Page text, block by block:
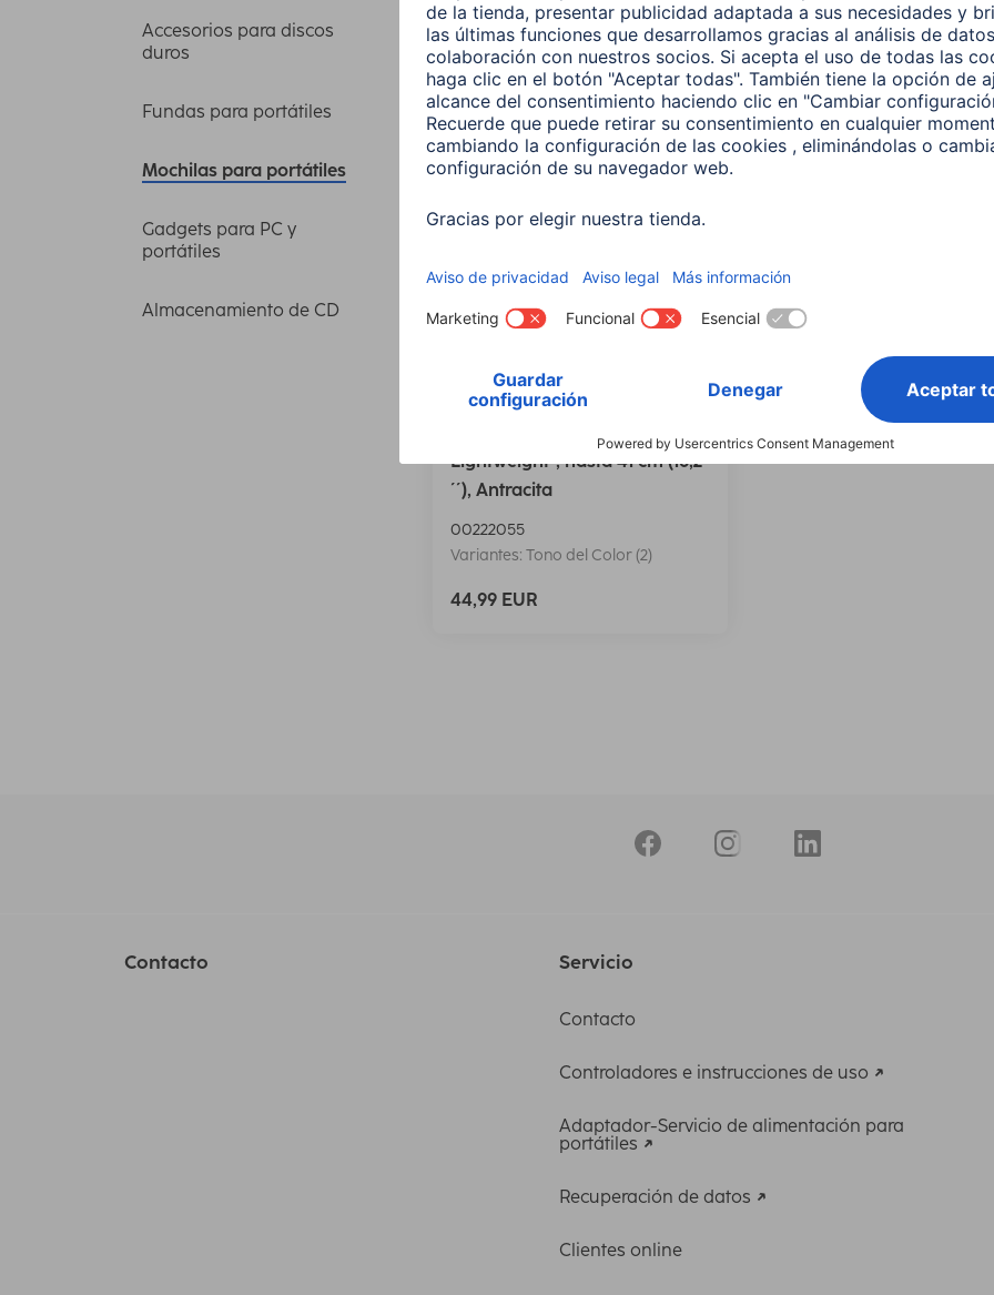
Accesorios para discos
duros
Fundas para portátiles
Mochilas para portátiles
Gadgets para PC y
portátiles
Almacenamiento de CD
Variantes: Tono del Color (2)
19,99 EUR
Variantes: Tono del Color (2)
19,99 EUR
Lightweight", hasta 41 cm (16,2
´´), Antracita
00222055
Variantes: Tono del Color (2)
44,99 EUR
Contacto Servicio
Contacto
Controladores e instrucciones de uso
Adaptador-Servicio de alimentación para
portátiles
Recuperación de datos
Clientes online